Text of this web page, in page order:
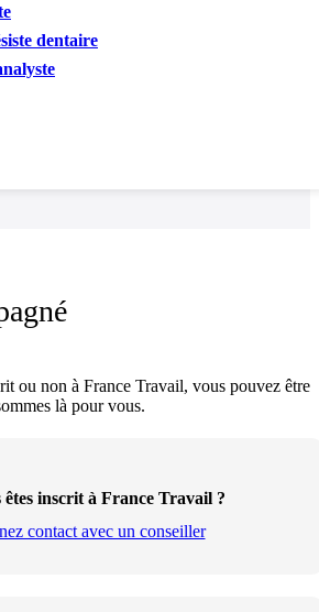
dentaire
ou non à France Travail, vous pouvez être
là pour vous.
êtes inscrit à France Travail ?
contact avec un conseiller